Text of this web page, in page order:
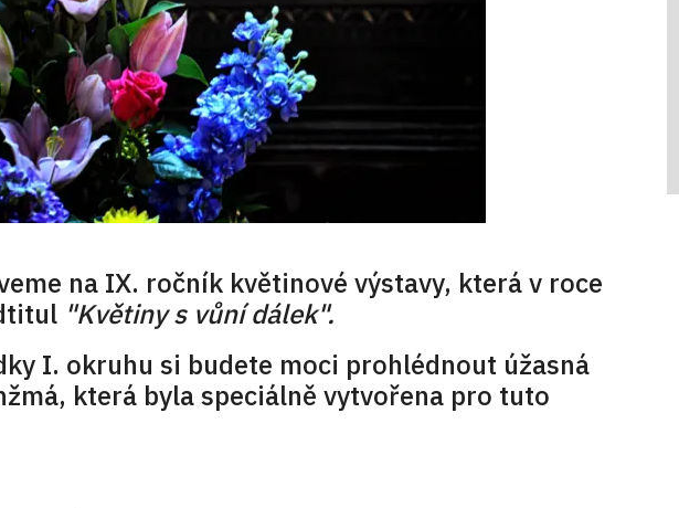
na IX. ročník květinové výstavy, která v roce
"Květiny s vůní dálek".
I. okruhu si budete moci prohlédnout úžasná
která byla speciálně vytvořena pro tuto